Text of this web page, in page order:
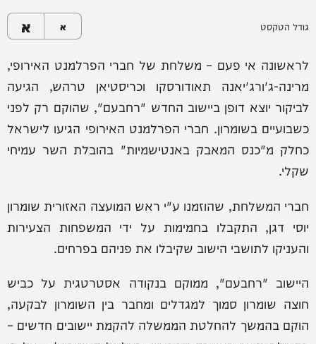
גודל הטקסט א א
לראשונה אי פעם – משלחת של חברי הפרלמנט האירופי,
מרינה-ג'ורג'יאנה תאודורסקו וכריסטיאן טרהש, הגיעה
לביקור יוצא דופן ביישוב החדש "רחבעם", שהוקם רק לפני
כשבועיים בשומרון. חברי הפרלמנט האירופי הגיעו לישראל
כחלק מ"כנס המאבק באנטישמיות" בהובלת השר עמיחי
שקלי.
חברי המשלחת, שהוזמנו ע"י ראש המועצה האזורית שומרון
יוסי דגן, התקבלו בחמימות על ידי המשפחות הצעירות
והעניקו לתושבי הישוב שקיבלו את פניהם בפרחים.
היישוב "רחבעם", ממוקם בנקודה אסטרטגית על כביש
חוצה שומרון סמוך למגדלים ומחבר בין השומרון לבקעה,
הוקם בהמשך להחלטת הממשלה להקמת יישובים חדשים –